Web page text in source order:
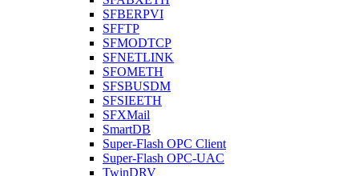
SFBERPVI
SFFTP
SFMODTCP
SFNETLINK
SFOMETH
SFSBUSDM
SFSIEETH
SFXMail
SmartDB
Super-Flash OPC Client
Super-Flash OPC-UAC
TwinDRV